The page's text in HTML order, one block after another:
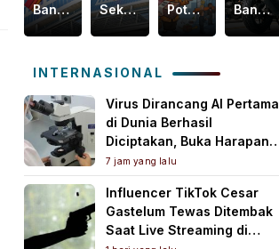
Bank
Jambi
Mengakselerasi
Daerah
Sekadar
Bisnis,
Intip
Bank
Jambi
Menebar
Kebaikan
untuk
Masyarakat!
Potensial
Garap
Mesin
Baru
Pertumbuhan
Ekonomi
Daerah
Ban
Motor
Rp150
INTERNASIONAL
Virus Dirancang AI Pertama
di Dunia Berhasil
Diciptakan, Buka Harapan
Pengobatan Baru Sekaligus
Picu Kekhawatiran
7 jam yang lalu
Influencer TikTok Cesar
Gastelum Tewas Ditembak
Saat Live Streaming di